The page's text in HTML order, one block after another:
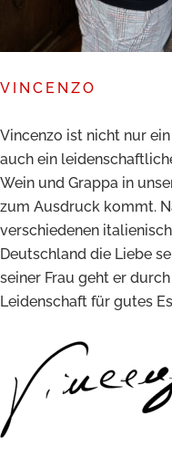
VINCENZO
Vincenzo ist nicht nur
auch ein
Wein und Grappa in
zum Ausdruck kommt.
verschiedenen
Deutschland die Liebe
seiner Frau geht er
Leidenschaft für gutes